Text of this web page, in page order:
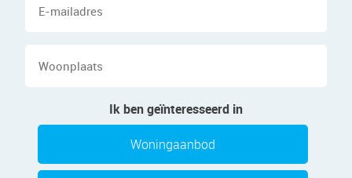
Ik ben geïnteresseerd in
Woningaanbod